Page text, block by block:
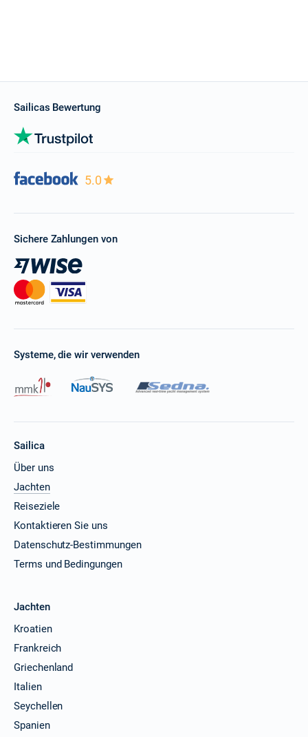
Sailicas Bewertung
5.0
Sichere Zahlungen von
Systeme, die wir verwenden
Sailica
Über uns
Jachten
Reiseziele
Kontaktieren Sie uns
Datenschutz-Bestimmungen
Terms und Bedingungen
Jachten
Kroatien
Frankreich
Griechenland
Italien
Seychellen
Spanien